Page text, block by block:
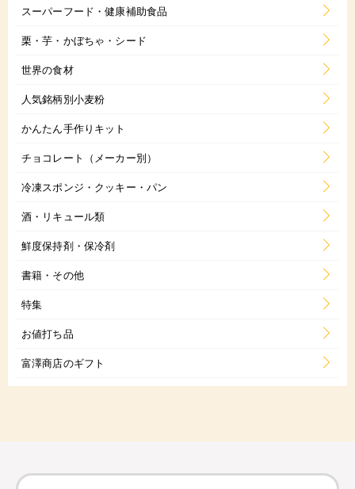
スーパーフード・健康補助食品
栗・芋・かぼちゃ・シード
世界の食材
人気銘柄別小麦粉
かんたん手作りキット
チョコレート（メーカー別）
冷凍スポンジ・クッキー・パン
酒・リキュール類
鮮度保持剤・保冷剤
書籍・その他
特集
お値打ち品
富澤商店のギフト